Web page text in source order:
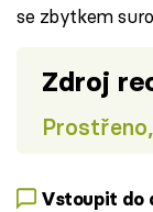
se zbytkem
Zdroj
Vstoupit do